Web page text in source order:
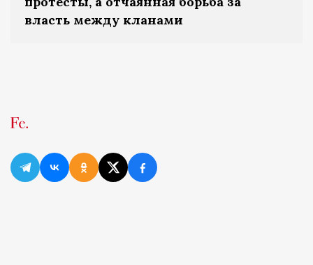
власть между кланами